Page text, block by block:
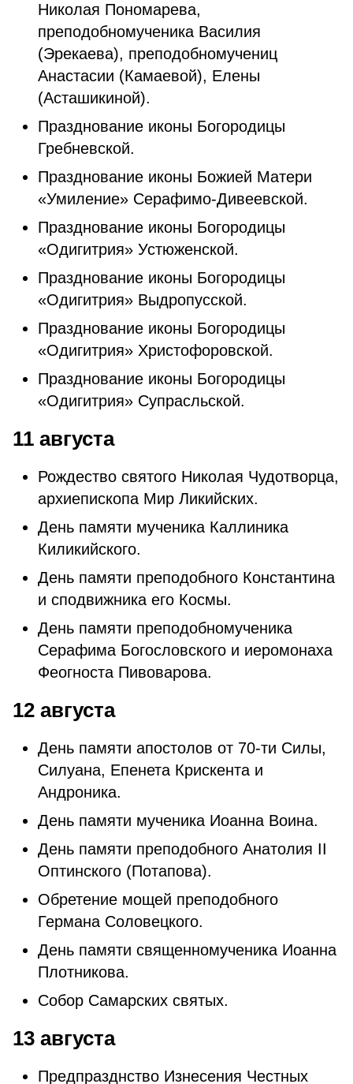
Николая Пономарева,
преподобномученика Василия
(Эрекаева), преподобномучениц
Анастасии (Камаевой), Елены
(Асташикиной).
Празднование иконы Богородицы
Гребневской.
Празднование иконы Божией Матери
«Умиление» Серафимо-Дивеевской.
Празднование иконы Богородицы
«Одигитрия» Устюженской.
Празднование иконы Богородицы
«Одигитрия» Выдропусской.
Празднование иконы Богородицы
«Одигитрия» Христофоровской.
Празднование иконы Богородицы
«Одигитрия» Супрасльской.
11 августа
Рождество святого Николая Чудотворца,
архиепископа Мир Ликийских.
День памяти мученика Каллиника
Киликийского.
День памяти преподобного Константина
и сподвижника его Космы.
День памяти преподобномученика
Серафима Богословского и иеромонаха
Феогноста Пивоварова.
12 августа
День памяти апостолов от 70-ти Силы,
Силуана, Епенета Крискента и
Андроника.
День памяти мученика Иоанна Воина.
День памяти преподобного Анатолия II
Оптинского (Потапова).
Обретение мощей преподобного
Германа Соловецкого.
День памяти священномученика Иоанна
Плотникова.
Собор Самарских святых.
13 августа
Предпразднство Изнесения Честных